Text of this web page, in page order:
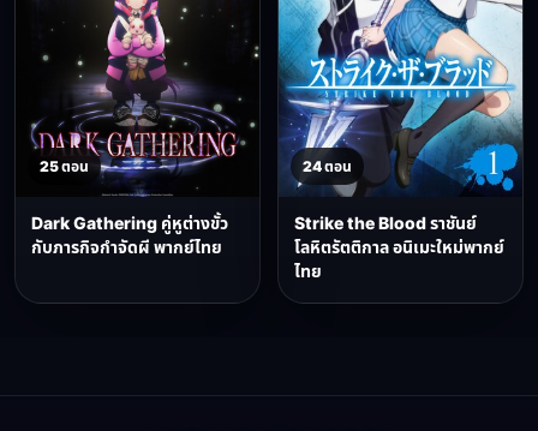
25 ตอน
Dark Gathering คู่หูต่างขั้ว
กับภารกิจกำจัดผี พากย์ไทย
24 ตอน
Strike the Blood ราชันย์
โลหิตรัตติกาล อนิเมะใหม่พากย์
ไทย